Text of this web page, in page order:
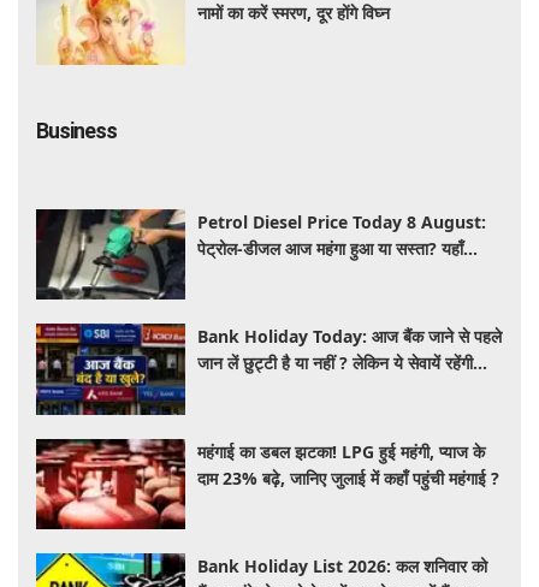
नामों का करें स्मरण, दूर होंगे विघ्न
Business
Petrol Diesel Price Today 8 August:
पेट्रोल-डीजल आज महंगा हुआ या सस्ता? यहाँ
Bank Holiday Today: आज बैंक जाने से पहले
जान लें छुट्टी है या नहीं ? लेकिन ये सेवायें रहेंगी
महंगाई का डबल झटका! LPG हुई महंगी, प्याज के
दाम 23% बढ़े, जानिए जुलाई में कहाँ पहुंची महंगाई ?
Bank Holiday List 2026: कल शनिवार को